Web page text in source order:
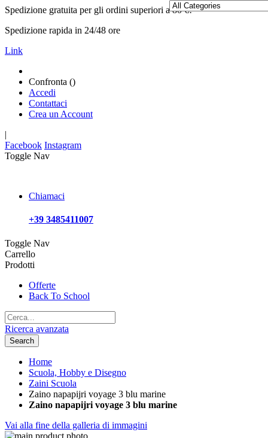
Spedizione gratuita per gli ordini superiori a 80 €!
Spedizione rapida in 24/48 ore
Link
Confronta ()
Accedi
Contattaci
Crea un Account
|
Facebook Instagram
Toggle Nav
Chiamaci
+39 3485411007
Toggle Nav
Carrello
Prodotti
Offerte
Back To School
Ricerca avanzata
Search
Home
Scuola, Hobby e Disegno
Zaini Scuola
Zaino napapijri voyage 3 blu marine
Zaino napapijri voyage 3 blu marine
Vai alla fine della galleria di immagini